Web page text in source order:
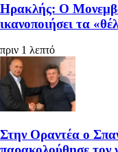
Ηρακλής: Ο
ικανοποιήσει τα
πριν 1 λεπτό
Στην Οραντέα ο